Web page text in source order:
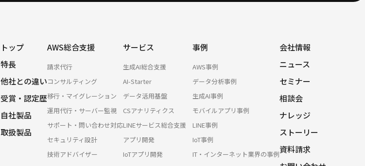
トップ
特長
他社との違い
受賞・認定歴
自社製品
取扱製品
AWS総合支援
請求代行
コンサルティング
移行・マイグレーション
運用代行・サーバー監視
サポート・問い合わせ対応
セキュリティ設計
技術アドバイザー
サービス
生成AI総合支援
AI-Starter
データ活用基盤
CSアナリティクス
LINEサービス総合支援
アプリ開発
IoTアプリ開発
事例
AWS事例
データ分析事例
生成AI事例
モバイルアプリ事例
LINE事例
IoT事例
IT・インターネット業界の事例
会社情報
ニュース
セミナー
相談会
ナレッジ
ストーリー
資料請求